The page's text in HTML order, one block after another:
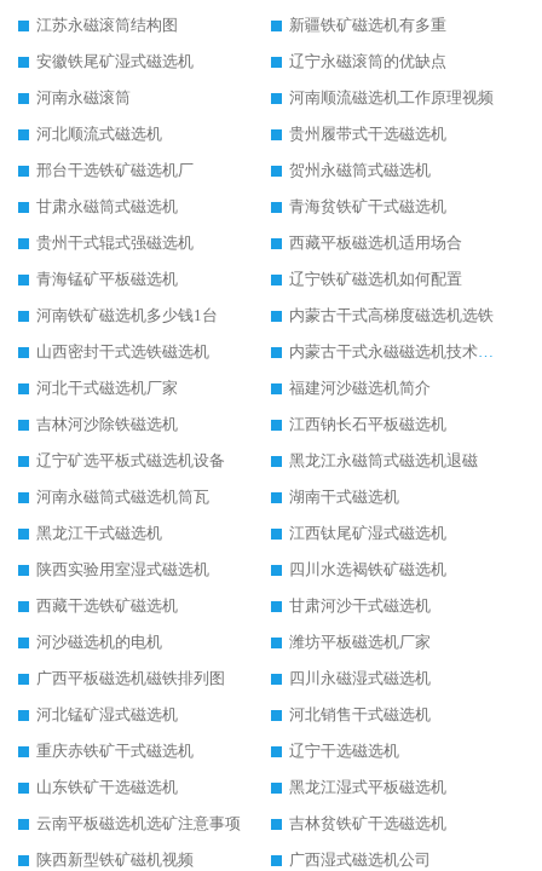
江苏永磁滚筒结构图
新疆铁矿磁选机有多重
安徽铁尾矿湿式磁选机
辽宁永磁滚筒的优缺点
河南永磁滚筒
河南顺流磁选机工作原理视频
河北顺流式磁选机
贵州履带式干选磁选机
邢台干选铁矿磁选机厂
贺州永磁筒式磁选机
甘肃永磁筒式磁选机
青海贫铁矿干式磁选机
贵州干式辊式强磁选机
西藏平板磁选机适用场合
青海锰矿平板磁选机
辽宁铁矿磁选机如何配置
河南铁矿磁选机多少钱1台
内蒙古干式高梯度磁选机选铁
山西密封干式选铁磁选机
内蒙古干式永磁磁选机技术要求
河北干式磁选机厂家
福建河沙磁选机简介
吉林河沙除铁磁选机
江西钠长石平板磁选机
辽宁矿选平板式磁选机设备
黑龙江永磁筒式磁选机退磁
河南永磁筒式磁选机筒瓦
湖南干式磁选机
黑龙江干式磁选机
江西钛尾矿湿式磁选机
陕西实验用室湿式磁选机
四川水选褐铁矿磁选机
西藏干选铁矿磁选机
甘肃河沙干式磁选机
河沙磁选机的电机
潍坊平板磁选机厂家
广西平板磁选机磁铁排列图
四川永磁湿式磁选机
河北锰矿湿式磁选机
河北销售干式磁选机
重庆赤铁矿干式磁选机
辽宁干选磁选机
山东铁矿干选磁选机
黑龙江湿式平板磁选机
云南平板磁选机选矿注意事项
吉林贫铁矿干选磁选机
陕西新型铁矿磁机视频
广西湿式磁选机公司